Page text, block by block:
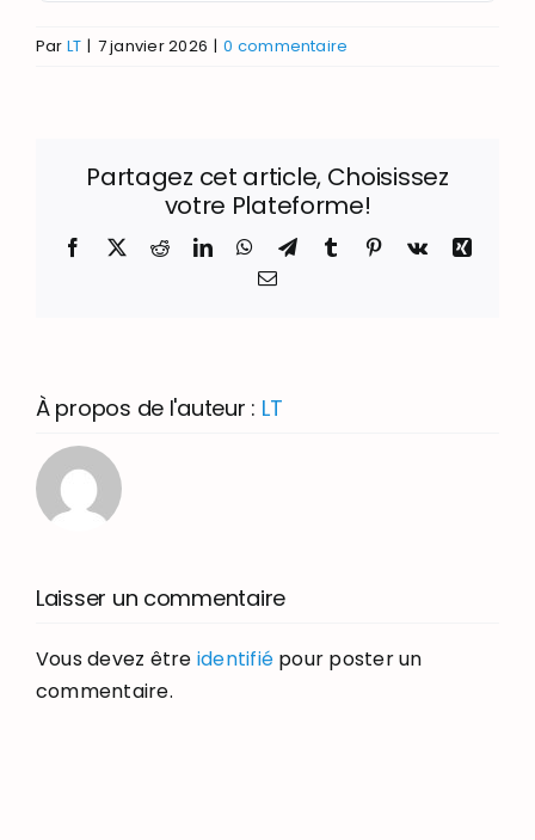
Par LT | 7 janvier 2026 | 0 commentaire
Partagez cet article, Choisissez
votre Plateforme!
Facebook
X RedditLinkedInWhatsApp
TelegramTumblr Pinterest
Vk
Xing
Email
À propos de l'auteur : LT
Laisser un commentaire
Vous devez être identifié pour poster un
commentaire.